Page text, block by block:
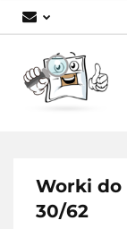
Worki do
30/62